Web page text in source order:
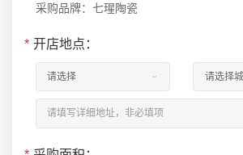
采购品牌：七瑆陶瓷
* 开店地点：